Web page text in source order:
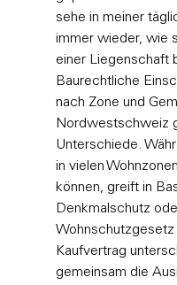
sehe in meiner
immer wieder, wie
einer Liegenschaft
Baurechtliche
nach Zone und
Nordwestschweiz
Unterschiede.
in vielen
können, greift in
Denkmalschutz
Wohnschutzgesetz
Kaufvertrag
gemeinsam die